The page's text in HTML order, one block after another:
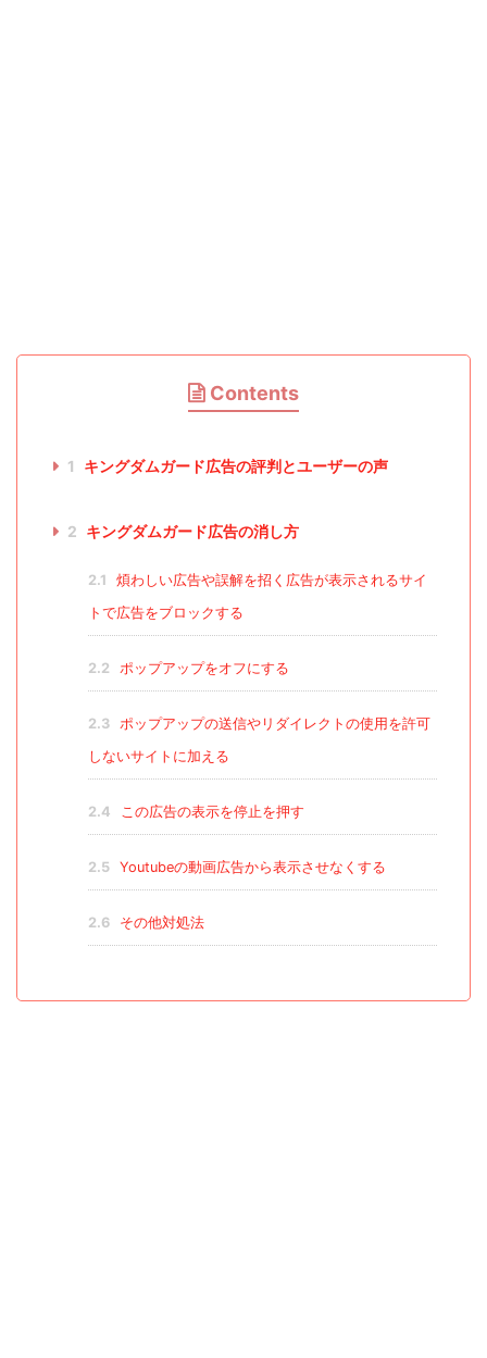
Contents
1 キングダムガード広告の評判とユーザーの声
2 キングダムガード広告の消し方
2.1
煩わしい広告や誤解を招く広告が表示されるサイ
トで広告をブロックする
2.2 ポップアップをオフにする
2.3
ポップアップの送信やリダイレクトの使用を許可
しないサイトに加える
2.4 この広告の表示を停止を押す
2.5 Youtubeの動画広告から表示させなくする
2.6 その他対処法